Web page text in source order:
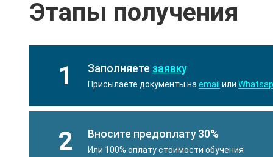
Этапы получения
1 Заполняете заявку
Присылаете документы на email или
2 Вносите предоплату 30%
Или 100% оплату стоимости обучения